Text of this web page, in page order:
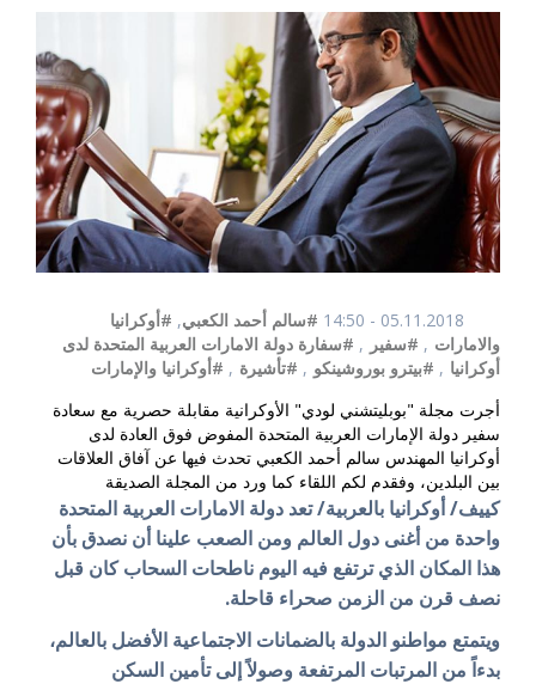
05.11.2018 - 14:50 #سالم أحمد الكعبي, #أوكرانيا
والامارات , #سفير , #سفارة دولة الامارات العربية المتحدة لدى
أوكرانيا , #بيترو بوروشينكو , #تأشيرة , #أوكرانيا والإمارات
أجرت مجلة "بوبليتشني لودي" الأوكرانية مقابلة حصرية مع سعادة
سفير دولة الإمارات العربية المتحدة المفوض فوق العادة لدى
أوكرانيا المهندس سالم أحمد الكعبي تحدث فيها عن آفاق العلاقات
بين البلدين، وفقدم لكم اللقاء كما ورد من المجلة الصديقة
كييف/ أوكرانيا بالعربية/ تعد دولة الامارات العربية المتحدة
واحدة من أغنى دول العالم ومن الصعب علينا أن نصدق بأن
هذا المكان الذي ترتفع فيه اليوم ناطحات السحاب كان قبل
نصف قرن من الزمن صحراء قاحلة.
ويتمتع مواطنو الدولة بالضمانات الاجتماعية الأفضل بالعالم،
بدءاً من المرتبات المرتفعة وصولاً إلى تأمين السكن